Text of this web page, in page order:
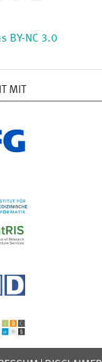
BY-NC 3.0
MIT